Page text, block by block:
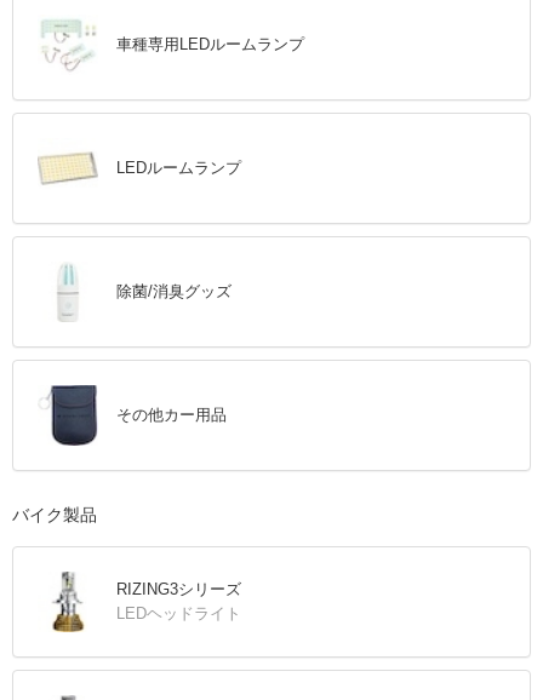
車種専用LEDルームランプ
LEDルームランプ
除菌/消臭グッズ
その他カー用品
バイク製品
RIZING3シリーズ
LEDヘッドライト